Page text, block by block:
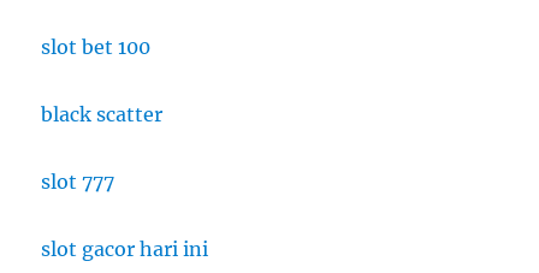
slot bet 100
black scatter
slot 777
slot gacor hari ini